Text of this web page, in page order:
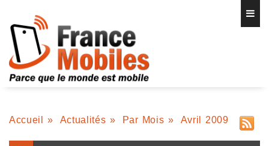
Accueil » Actualités » Par Mois » Avril 2009